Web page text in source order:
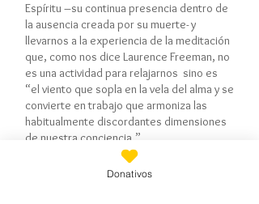
Espíritu –su continua presencia dentro de
la ausencia creada por su muerte- y
llevarnos a la experiencia de la meditación
que, como nos dice Laurence Freeman, no
es una actividad para relajarnos sino es
“el viento que sopla en la vela del alma y se
convierte en trabajo que armoniza las
habitualmente discordantes dimensiones
de nuestra conciencia.”
Donativos